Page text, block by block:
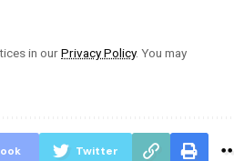
in ourPrivacy Policy. You may
Twitter